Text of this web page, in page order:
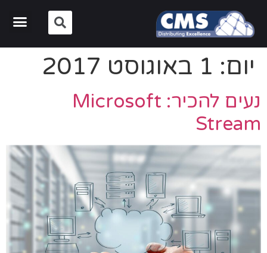
יום: 1 באוגוסט 2017
נעים להכיר: Microsoft
Stream